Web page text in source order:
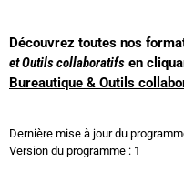
Découvrez toutes nos
et Outils collaboratifs en
Bureautique & Outils
Dernière mise à jour du
Version du programme : 1